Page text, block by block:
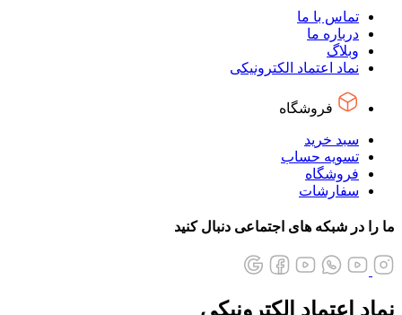
تماس با ما
درباره ما
وبلاگ
نماد اعتماد الکترونیکی
فروشگاه
سبد خرید
تسویه حساب
فروشگاه
سفارشات
ما را در شبکه های اجتماعی دنبال کنید
نماد اعتماد الکترونیکی